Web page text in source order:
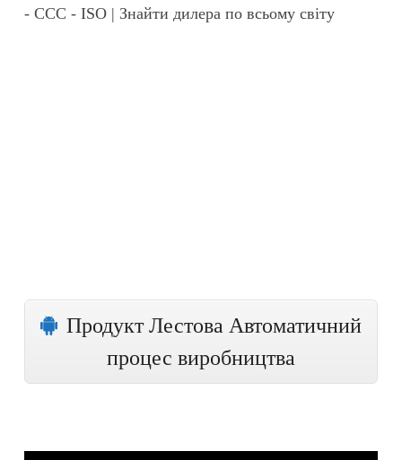
- CCC - ISO | Знайти дилера по всьому світу
Продукт Лестова Автоматичний
процес виробництва